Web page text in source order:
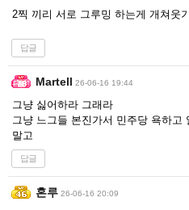
2찍 끼리 서로 그루밍 하는게 개쳐웃
답글
Martell 26-06-16 19:44
그냥 싫어하라 그래라
그냥 느그들 본진가서 민주당 욕하고
말고
답글
혼루 26-06-16 20:09